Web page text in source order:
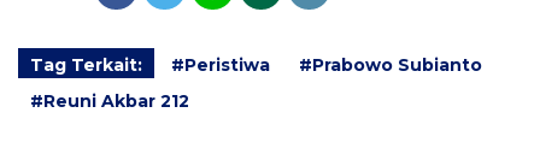
Tag Terkait: #Peristiwa
#Prabowo Subianto
#Reuni Akbar 212